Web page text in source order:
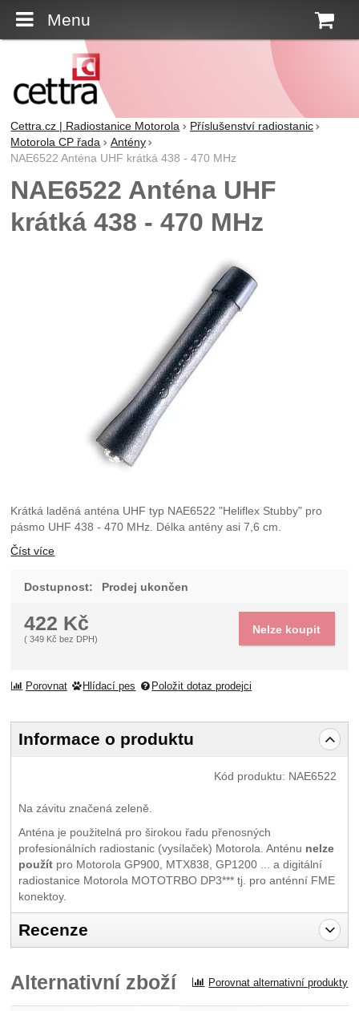
Menu
Cettra.cz | Radiostanice Motorola
Příslušenství radiostanic
Motorola CP řada
Antény
NAE6522 Anténa UHF krátká 438 - 470 MHz
NAE6522 Anténa UHF
krátká 438 - 470 MHz
Krátká laděná anténa UHF typ NAE6522 "Heliflex Stubby" pro
pásmo UHF 438 - 470 MHz. Délka antény asi 7,6 cm.
Číst více
Dostupnost: Prodej ukončen
422 Kč
( 349 Kč bez DPH)
Nelze koupit
Porovnat Hlídací pes Položit dotaz prodejci
Informace o produktu
Kód produktu: NAE6522
Na závitu značená zeleně.
Anténa je použitelná pro širokou řadu přenosných
profesionálních radiostanic (vysílaček) Motorola. Anténu nelze
použítpro Motorola GP900, MTX838, GP1200 ... a digitální
radiostanice Motorola MOTOTRBO DP3*** tj. pro anténní FME
konektoy.
Recenze
Recenze
Alternativní zboží Porovnat alternativní produkty